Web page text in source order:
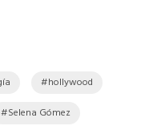
hollywood
Selena Gómez